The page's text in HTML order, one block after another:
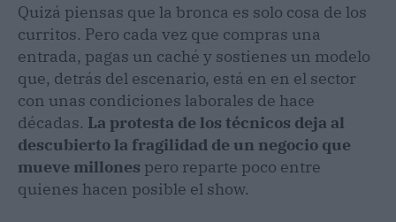
Quizá piensas que la bronca es solo cosa de los
curritos. Pero cada vez que compras una
entrada, pagas un caché y sostienes un modelo
que, detrás del escenario, está en en el sector
con unas condiciones laborales de hace
décadas. La protesta de los técnicos deja al
descubierto la fragilidad de un negocio que
mueve millones pero reparte poco entre
quienes hacen posible el show.